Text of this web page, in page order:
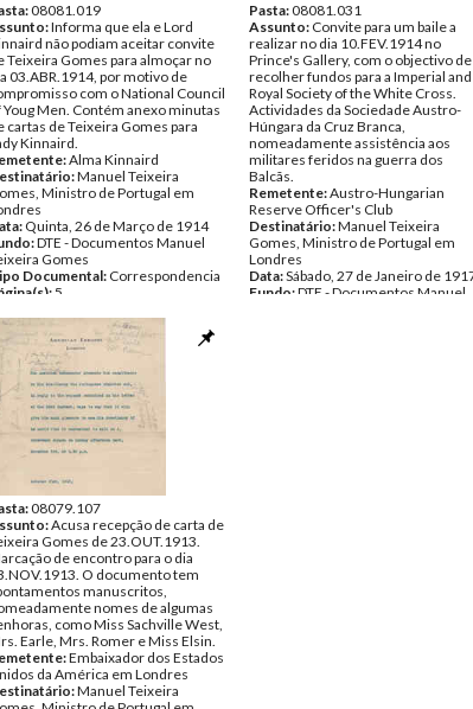
08081.019
Informa que ela e Lord
não podiam aceitar convite
Teixeira Gomes para almoçar no
03.ABR.1914, por motivo de
com o National Council
Youg Men. Contém anexo minutas
cartas de Teixeira Gomes para
Kinnaird.
Alma Kinnaird
Manuel Teixeira
Ministro de Portugal em
Quinta, 26 de Março de 1914
DTE - Documentos Manuel
Gomes
Documental: Correspondencia
5
Pasta:08081.031
Assunto: Convite para um baile a
realizar no dia 10.FEV.1914 no
Prince's Gallery, com o objectivo de
recolher fundos para a Imperial and
Royal Society of the White Cross.
Actividades da Sociedade Austro-
Húngara da Cruz Branca,
nomeadamente assistência aos
militares feridos na guerra dos
Balcãs.
Remetente:Austro-Hungarian
Reserve Officer's Club
Destinatário:Manuel Teixeira
Gomes, Ministro de Portugal em
Londres
Data:Sábado, 27 de Janeiro de
Fundo:DTE - Documentos Manuel
08079.107
Acusa recepção de carta de
Gomes de 23.OUT.1913.
de encontro para o dia
O documento tem
manuscritos,
nomes de algumas
como Miss Sachville West,
Earle, Mrs. Romer e Miss Elsin.
Embaixador dos Estados
da América em Londres
Manuel Teixeira